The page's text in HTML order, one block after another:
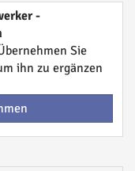
-
Sie
ihn zu ergänzen